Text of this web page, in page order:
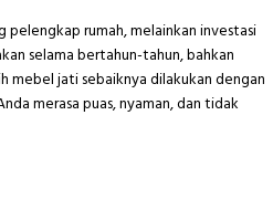
pelengkap rumah, melainkan investasi
selama bertahun-tahun, bahkan
mebel jati sebaiknya dilakukan dengan
merasa puas, nyaman, dan tidak